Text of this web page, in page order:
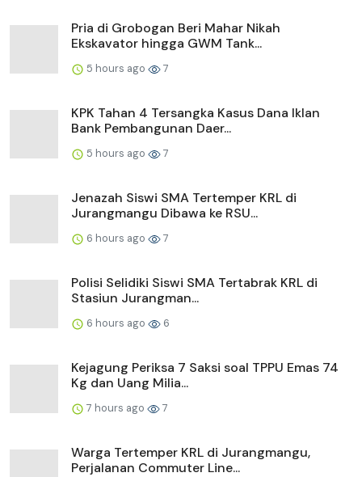
Pria di Grobogan Beri Mahar Nikah
Ekskavator hingga GWM Tank...
5 hours ago 7
KPK Tahan 4 Tersangka Kasus Dana Iklan
Bank Pembangunan Daer...
5 hours ago 7
Jenazah Siswi SMA Tertemper KRL di
Jurangmangu Dibawa ke RSU...
6 hours ago 7
Polisi Selidiki Siswi SMA Tertabrak KRL di
Stasiun Jurangman...
6 hours ago 6
Kejagung Periksa 7 Saksi soal TPPU Emas 74
Kg dan Uang Milia...
7 hours ago 7
Warga Tertemper KRL di Jurangmangu,
Perjalanan Commuter Line...